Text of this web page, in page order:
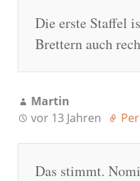
Die erste Staffel
Brettern auch
Martin
vor 13 Jahren
Das stimmt.